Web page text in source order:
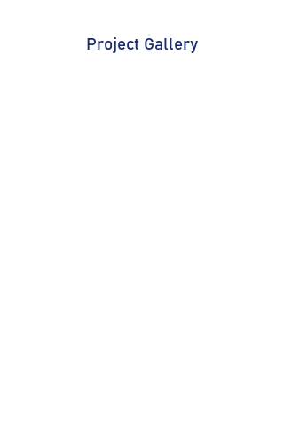
Project Gallery